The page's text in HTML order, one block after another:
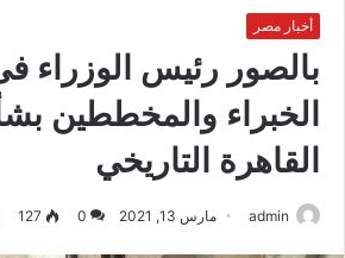
أخبار مصر
بالصور رئيس الوزراء
الخبراء والمخططين
القاهرة التاريخي
admin مارس 13, 2021 0
127